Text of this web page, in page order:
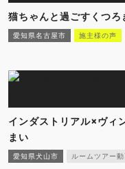
猫ちゃんと過ごすくつろ
愛知県名古屋市 施主様の声
インダストリアル×ヴィ
まい
愛知県犬山市 ルームツアー